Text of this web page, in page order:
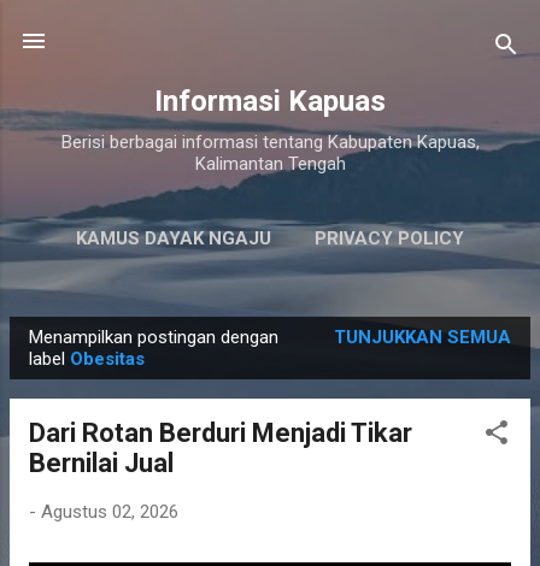
Informasi Kapuas
Berisi berbagai informasi tentang Kabupaten Kapuas,
Kalimantan Tengah
KAMUS DAYAK NGAJU PRIVACY POLICY
LAINNYA…
o
Menampilkan postingan dengan
label Obesitas
TUNJUKKAN SEMUA
Dari Rotan Berduri Menjadi Tikar
Bernilai Jual
- Agustus 02, 2026